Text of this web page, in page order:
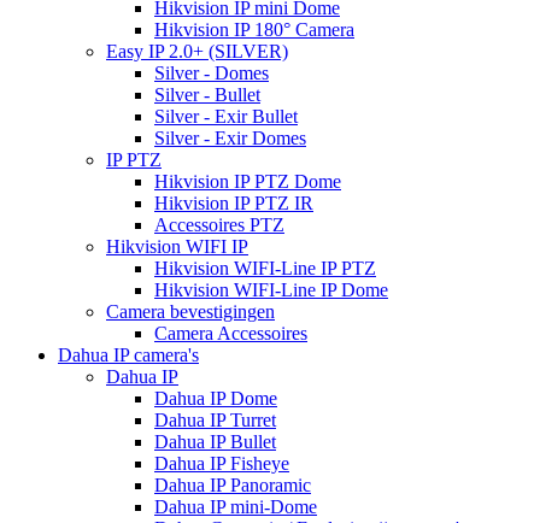
Hikvision IP mini Dome
Hikvision IP 180° Camera
Easy IP 2.0+ (SILVER)
Silver - Domes
Silver - Bullet
Silver - Exir Bullet
Silver - Exir Domes
IP PTZ
Hikvision IP PTZ Dome
Hikvision IP PTZ IR
Accessoires PTZ
Hikvision WIFI IP
Hikvision WIFI-Line IP PTZ
Hikvision WIFI-Line IP Dome
Camera bevestigingen
Camera Accessoires
Dahua IP camera's
Dahua IP
Dahua IP Dome
Dahua IP Turret
Dahua IP Bullet
Dahua IP Fisheye
Dahua IP Panoramic
Dahua IP mini-Dome